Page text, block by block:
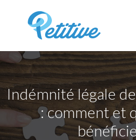
Indémnité légale
: comment et